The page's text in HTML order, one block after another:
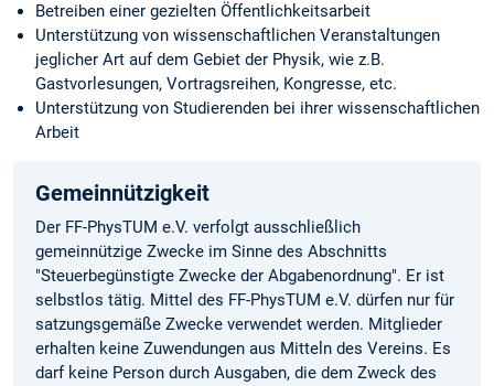
Betreiben einer gezielten Öffentlichkeitsarbeit
Unterstützung von wissenschaftlichen Veranstaltungen
jeglicher Art auf dem Gebiet der Physik, wie z.B.
Gastvorlesungen, Vortragsreihen, Kongresse, etc.
Unterstützung von Studierenden bei ihrer wissenschaftlichen
Arbeit
Gemeinnützigkeit
Der FF-PhysTUM e.V. verfolgt ausschließlich
gemeinnützige Zwecke im Sinne des Abschnitts
"Steuerbegünstigte Zwecke der Abgabenordnung". Er ist
selbstlos tätig. Mittel des FF-PhysTUM e.V. dürfen nur für
satzungsgemäße Zwecke verwendet werden. Mitglieder
erhalten keine Zuwendungen aus Mitteln des Vereins. Es
darf keine Person durch Ausgaben, die dem Zweck des